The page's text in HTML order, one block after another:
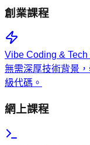
創業課程
Vibe Coding &
無需深厚技術背景
級代碼。
網上課程